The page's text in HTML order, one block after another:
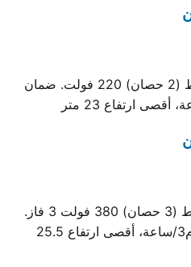
طلمبة سوبر ستار 1.5 كيلوواط (2 حصان) 220 فولت. ضمان
طلمبة سوبر ستار 2.2 كيلوواط (3 حصان) 380 فولت 3 فاز.
ضمان سنة. أقصى تدفق 95 م3/ساعة، أقصى ارتفاع 25.5